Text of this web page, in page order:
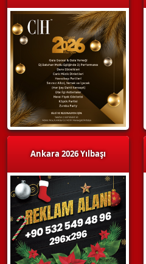
Ankara 2026 Yılbaşı